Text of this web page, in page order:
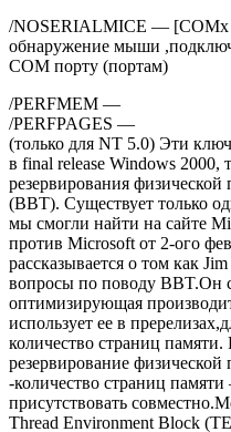
/NOSERIALMICE — [COMx
обнаружение мыши
COM порту (портам)
/PERFMEM —
/PERFPAGES —
(только для NT 5.0) Эти
в final release Windows 2000,
резервирования
(BBT). Существует только
мы смогли найти на сайте
против Microsoft от 2-ого
рассказывается о том как
вопросы по поводу BBT.Он
оптимизирующая
использует ее в
количество страниц
резервирование
-количество страниц
присутствовать
Thread Environment Block